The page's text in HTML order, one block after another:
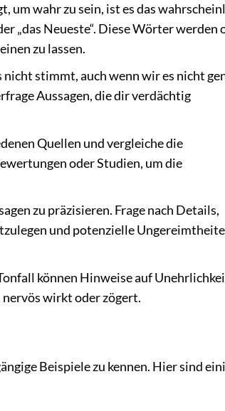
um wahr zu sein, ist es das
„das Neueste“. Diese Wörter werden
zu lassen.
stimmt, auch wenn wir es nicht
Aussagen, die dir verdächtig
Quellen und vergleiche die
oder Studien, um die
zu präzisieren. Frage nach Details,
und potenzielle
können Hinweise auf
wirkt oder zögert.
Beispiele zu kennen. Hier sind